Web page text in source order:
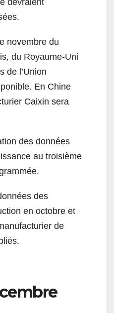
devraient
novembre du
du Royaume-Uni
de l’Union
En Chine
Caixin sera
des données
au troisième
des
en octobre et
de